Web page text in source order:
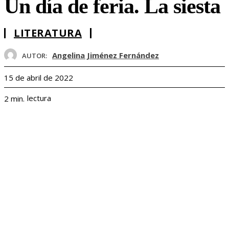
Un día de feria. La siesta
LITERATURA
AUTOR: Angelina Jiménez Fernández
15 de abril de 2022
2 min. lectura